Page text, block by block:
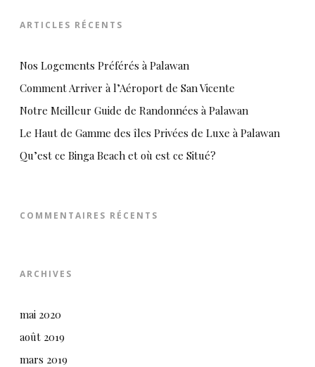
ARTICLES RÉCENTS
Nos Logements Préférés à Palawan
Comment Arriver à l’Aéroport de San Vicente
Notre Meilleur Guide de Randonnées à Palawan
Le Haut de Gamme des îles Privées de Luxe à Palawan
Qu’est ce Binga Beach et où est ce Situé?
COMMENTAIRES RÉCENTS
ARCHIVES
mai 2020
août 2019
mars 2019